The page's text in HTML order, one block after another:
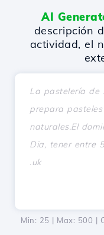
AI
descripción
actividad, el
Min: 25 | Max: 500 |